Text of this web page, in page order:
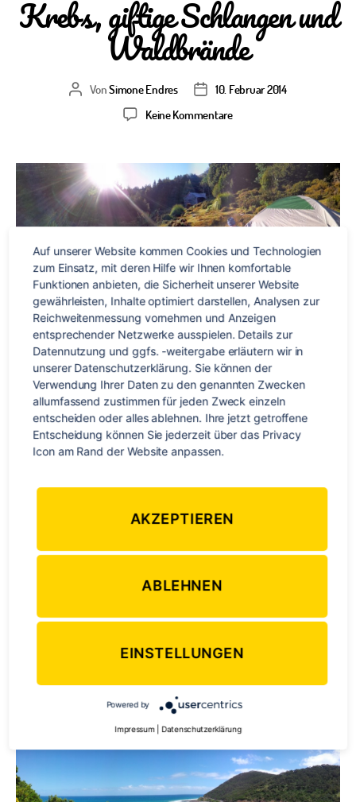
Krebs, giftige Schlangen und
Waldbrände
Beitragsautor
VonSimone Endres Veröffentlichungsdatum
10. Februar 2014
Keine Kommentarezu
Krebs,
giftige
Schlangen
und
Oh wie schön ist Tasmanien! 😉 Nein so schlimm wie es die
Überschrift vermuten lässt, ist es ganz und gar nicht. Sogar
wunderschön ist es hier! Angefangen hat unser Sprung ins
Abenteuer mit einem unglaublich kurzem und
entspanntem Flug von Melbs nach Hobart, welcher so gar
nicht in die Liga meiner Langstreckenflüge des vergangenen
Jahres […]
Kategorien
OZEANIEN
Hippies, Schach und die
Great Ocean Road
Keine Kommentare
Hippies,
Schach
und
die
Great
Ocean
Auf unserer Website kommen Cookies und Technologien
zum Einsatz, mit deren Hilfe wir Ihnen komfortable
Funktionen anbieten, die Sicherheit unserer Website
gewährleisten, Inhalte optimiert darstellen, Analysen zur
Reichweitenmessung vornehmen und Anzeigen
entsprechender Netzwerke ausspielen. Details zur
Datennutzung und ggfs. -weitergabe erläutern wir in
unserer Datenschutzerklärung. Sie können der
Verwendung Ihrer Daten zu den genannten Zwecken
allumfassend zustimmen für jeden Zweck einzeln
entscheiden oder alles ablehnen. Ihre jetzt getroffene
Entscheidung können Sie jederzeit über das Privacy
Icon am Rand der Website anpassen.
AKZEPTIEREN
ABLEHNEN
EINSTELLUNGEN
Powered by
Impressum Datenschutzerklärung